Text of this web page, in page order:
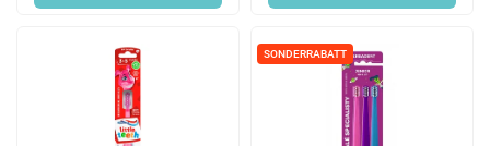
SONDERRABATT